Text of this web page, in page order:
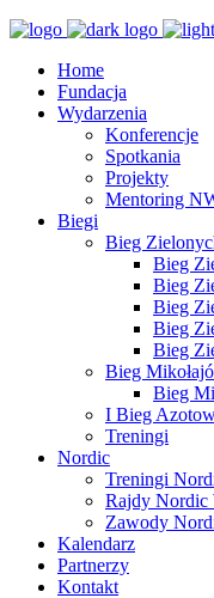
Home
Fundacja
Wydarzenia
Konferencje
Spotkania
Projekty
Mentoring
Biegi
Bieg
Bieg
Bieg
Bieg
Bieg
Bieg
Bieg
Bieg
I Bieg
Treningi
Nordic
Treningi
Rajdy Nordic
Zawody
Kalendarz
Partnerzy
Kontakt